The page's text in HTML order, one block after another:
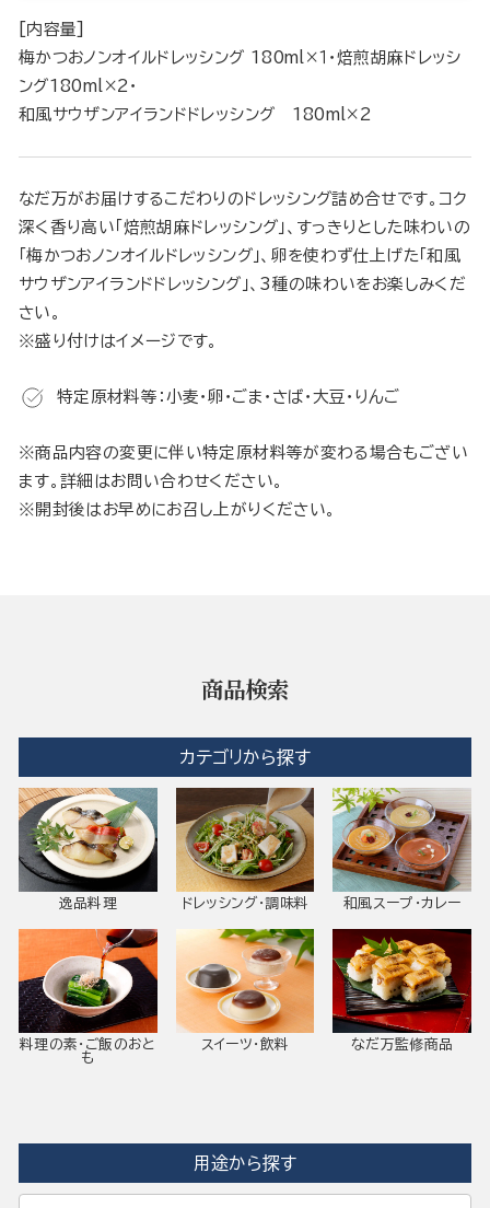
[内容量]
梅かつおノンオイルドレッシング 180ml×１・焙煎胡麻ドレッシ
ング180ml×2・
和風サウザンアイランドドレッシング 180ml×2
なだ万がお届けするこだわりのドレッシング詰め合せです。コク
深く香り高い「焙煎胡麻ドレッシング」、すっきりとした味わいの
「梅かつおノンオイルドレッシング」、卵を使わず仕上げた「和風
サウザンアイランドドレッシング」、3種の味わいをお楽しみくだ
さい。
※盛り付けはイメージです。
特定原材料等：小麦・卵・ごま・さば・大豆・りんご
※商品内容の変更に伴い特定原材料等が変わる場合もござい
ます。詳細はお問い合わせください。
※開封後はお早めにお召し上がりください。
商品検索
カテゴリから探す
逸品料理 ドレッシング・調味料 和風スープ・カレー
料理の素・ご飯のおと
も
スイーツ・飲料 なだ万監修商品
用途から探す